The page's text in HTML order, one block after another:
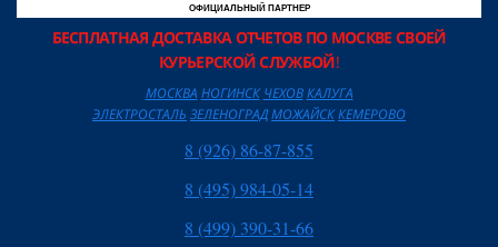
ОФИЦИАЛЬНЫЙ ПАРТНЕР
БЕСПЛАТНАЯ ДОСТАВКА ОТЧЕТОВ ПО МОСКВЕ СВОЕЙ
КУРЬЕРСКОЙ СЛУЖБОЙ!
МОСКВА НОГИНСК ЧЕХОВ КАЛУГА
ЭЛЕКТРОСТАЛЬ ЗЕЛЕНОГРАДМОЖАЙСККЕМЕРОВО
8 (926) 86-87-855
8 (495) 984-05-14
8 (499) 390-31-66